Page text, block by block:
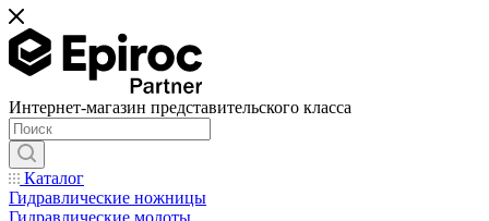
Интернет-магазин представительского класса
Каталог
Гидравлические ножницы
Гидравлические молоты